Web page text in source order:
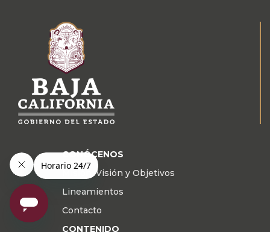
CONÓCENOS
Misión, Visión y Objetivos
Lineamientos
Contacto
CONTENIDO